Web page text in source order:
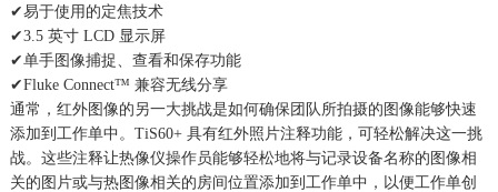
✔易于使用的定焦技术
✔3.5 英寸 LCD 显示屏
✔单手图像捕捉、查看和保存功能
✔Fluke Connect™ 兼容无线分享
通常，红外图像的另一大挑战是如何确保团队所拍摄的图像能够快速
添加到工作单中。TiS60+ 具有红外照片注释功能，可轻松解决这一挑
战。这些注释让热像仪操作员能够轻松地将与记录设备名称的图像相
关的图片或与热图像相关的房间位置添加到工作单中，以便工作单创